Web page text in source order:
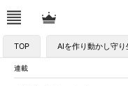
TOP AIを作り動かし守り
連載